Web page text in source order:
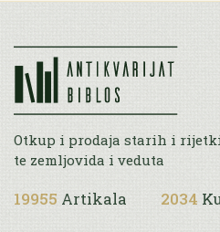
Otkup i prodaja starih i
te zemljovida i veduta
19955 Artikala 2034